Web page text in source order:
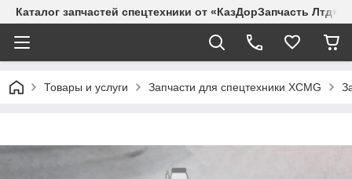
Каталог запчастей спецтехники от «КазДорЗапчасть Лтд»
Товары и услуги Запчасти для спецтехники XCMG